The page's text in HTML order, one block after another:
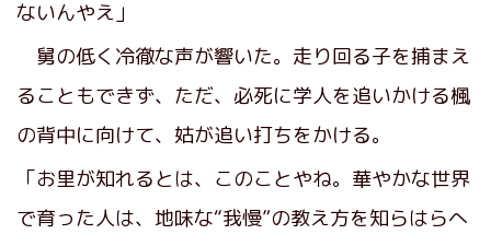
ないんやえ」
舅の低く冷徹な声が響いた。走り回る子を捕まえ
ることもできず、ただ、必死に学人を追いかける楓
の背中に向けて、姑が追い打ちをかける。
「お里が知れるとは、このことやね。華やかな世界
で育った人は、地味な“我慢”の教え方を知らはらへ